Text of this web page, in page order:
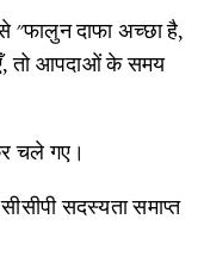
"फालुन दाफा अच्छा है,
तो आपदाओं के समय
चले गए।
सदस्यता समाप्त